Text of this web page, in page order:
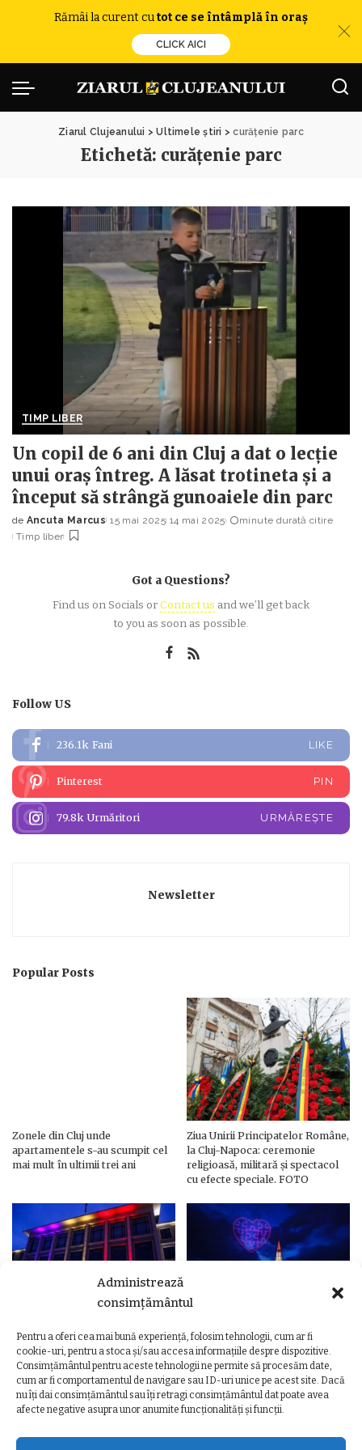
Administrează
consimțământul
Pentru a oferi cea mai bună experiență, folosim tehnologii, cum ar fi
cookie-uri, pentru a stoca și/sau accesa informațiile despre dispozitive.
Consimțământul pentru aceste tehnologii ne permite să procesăm date,
cum ar fi comportamentul de navigare sau ID-uri unice pe acest site. Dacă
nu îți dai consimțământul sau îți retragi consimțământul dat poate avea
afecte negative asupra unor anumite funcționalități și funcții.
Rămâi la curent cutot ce se întâmplă în oraș
CLICK AICI
Ziarul Clujeanului >Ultimele știri >curățenie parc
Etichetă: curățenie parc
TIMP LIBER
Un copil de 6 ani din Cluj a dat o lecție
unui oraș întreg. A lăsat trotineta și a
început să strângă gunoaiele din parc
Posted
by
de Ancuta Marcus 15 mai 2025 14 mai 2025
minute durată citire
Timp liber
Got a Questions?
Find us on Socials orContact us and we’ll get back
to you as soon as possible.
Follow US
236.1k Fani LIKE
Pinterest PIN
79.8k Urmăritori URMĂREȘTE
Newsletter
Popular Posts
Zonele din Cluj unde
apartamentele s-au scumpit cel
mai mult în ultimii trei ani
Ziua Unirii Principatelor Române,
la Cluj-Napoca: ceremonie
religioasă, militară și spectacol
cu efecte speciale. FOTO
Ziua Unirii Principatelor Române
– Clădiri și poduri din Cluj,
iluminate în culorile drapelului
Ziua Unirii la Cluj-Napoca.
Programul complet al
evenimentelor